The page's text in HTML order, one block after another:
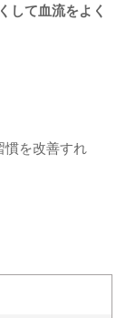
して血流をよく
慣を改善すれ